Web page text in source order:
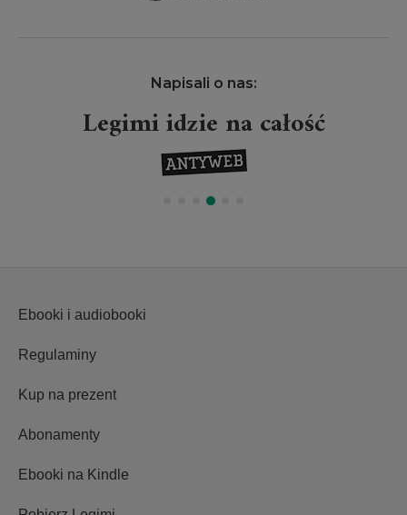
Napisali o nas:
Legimi idzie na całość
Ebooki i audiobooki
Regulaminy
Kup na prezent
Abonamenty
Ebooki na Kindle